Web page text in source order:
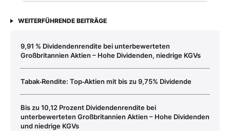
WEITERFÜHRENDE BEITRÄGE
9,91 % Dividendenrendite bei unterbewerteten
Großbritannien Aktien – Hohe Dividenden, niedrige KGVs
Tabak‑Rendite: Top‑Aktien mit bis zu 9,75% Dividende
Bis zu 10,12 Prozent Dividendenrendite bei
unterbewerteten Großbritannien Aktien – Hohe Dividenden
und niedrige KGVs